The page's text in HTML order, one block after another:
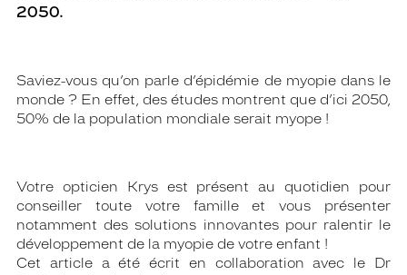
2050.
Saviez-vous qu’on parle d’épidémie de myopie dans le
monde ? En effet, des études montrent que d’ici 2050,
50% de la population mondiale serait myope !
Votre opticien Krys est présent au quotidien pour
conseiller toute votre famille et vous présenter
notamment des solutions innovantes pour ralentir le
développement de la myopie de votre enfant !
Cet article a été écrit en collaboration avec le Dr